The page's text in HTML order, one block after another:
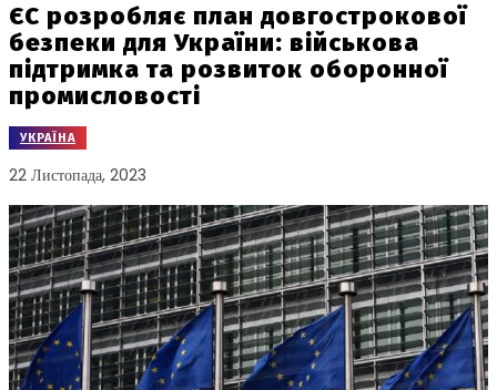
ЄС розробляє план довгострокової
безпеки для України: військова
підтримка та розвиток оборонної
промисловості
УКРАЇНА
22 Листопада, 2023